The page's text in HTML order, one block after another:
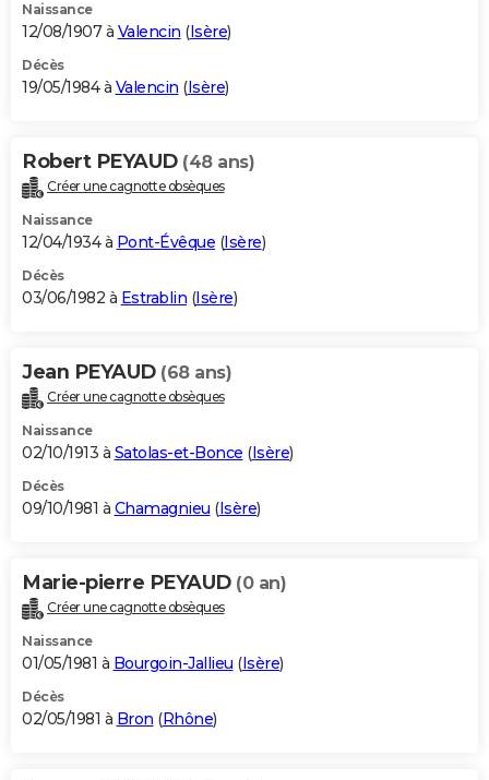
Naissance
12/08/1907 à Valencin (Isère)
Décès
19/05/1984 à Valencin (Isère)
Robert PEYAUD (48 ans)
Créer une cagnotte obsèques
Naissance
12/04/1934 à Pont-Évêque (Isère)
Décès
03/06/1982 à Estrablin (Isère)
Jean PEYAUD (68 ans)
Créer une cagnotte obsèques
Naissance
02/10/1913 à Satolas-et-Bonce (Isère)
Décès
09/10/1981 à Chamagnieu (Isère)
Marie-pierre PEYAUD (0 an)
Créer une cagnotte obsèques
Naissance
01/05/1981 à Bourgoin-Jallieu (Isère)
Décès
02/05/1981 à Bron (Rhône)